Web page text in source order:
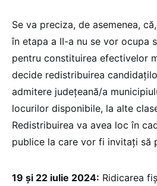
Se va preciza, de asemenea,
în etapa a II-a nu se vor ocupa
pentru constituirea efectivelor
decide redistribuirea
admitere județeană/a
locurilor disponibile, la alte
Redistribuirea va avea loc în
publice la care vor fi invitați să
19 și 22 iulie 2024: Ridicarea